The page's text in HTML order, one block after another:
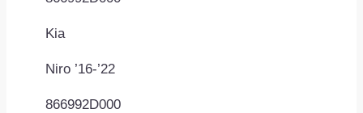
Kia
Niro ’16-’22
866992D000